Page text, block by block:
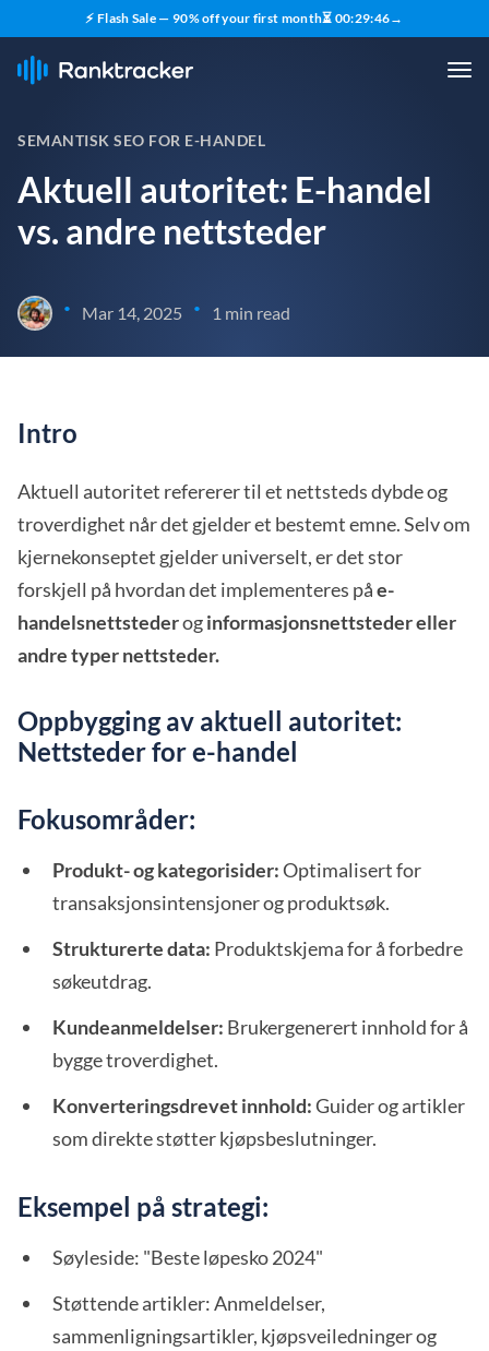
⚡ Flash Sale — 90% off your first month⏳ 00:29:45→
SEMANTISK SEO FOR E-HANDEL
Aktuell autoritet: E-handel
vs. andre nettsteder
• Mar 14, 2025 • 1 min read
Intro
Aktuell autoritet refererer til et nettsteds dybde og
troverdighet når det gjelder et bestemt emne. Selv om
kjernekonseptet gjelder universelt, er det stor
forskjell på hvordan det implementeres påe-
handelsnettstederoginformasjonsnettsteder eller
andre typer nettsteder.
Oppbygging av aktuell autoritet:
Nettsteder for e-handel
Fokusområder:
Produkt- og kategorisider:Optimalisert for
transaksjonsintensjoner og produktsøk.
Strukturerte data: Produktskjema for å forbedre
søkeutdrag.
Kundeanmeldelser: Brukergenerert innhold for å
bygge troverdighet.
Konverteringsdrevet innhold:Guider og artikler
som direkte støtter kjøpsbeslutninger.
Eksempel på strategi:
Søyleside: "Beste løpesko 2024"
Støttende artikler: Anmeldelser,
sammenligningsartikler, kjøpsveiledninger og